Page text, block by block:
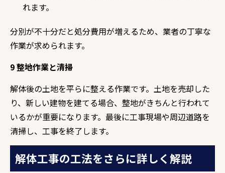
れます。
分別が不十分だと処分費用が増えるため、業者の丁寧な
作業が求められます。
9 整地作業と清掃
解体後の土地を平らに整える作業です。土地を売却した
り、新しい建物を建てる場合、整地がきちんと行われて
いるかが重要になります。最後に工事現場や周辺道路を
清掃し、工事を終了します。
解体工事の工法をさらに詳しく解説